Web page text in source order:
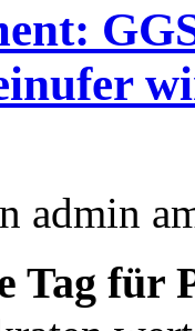
admin
Tag für